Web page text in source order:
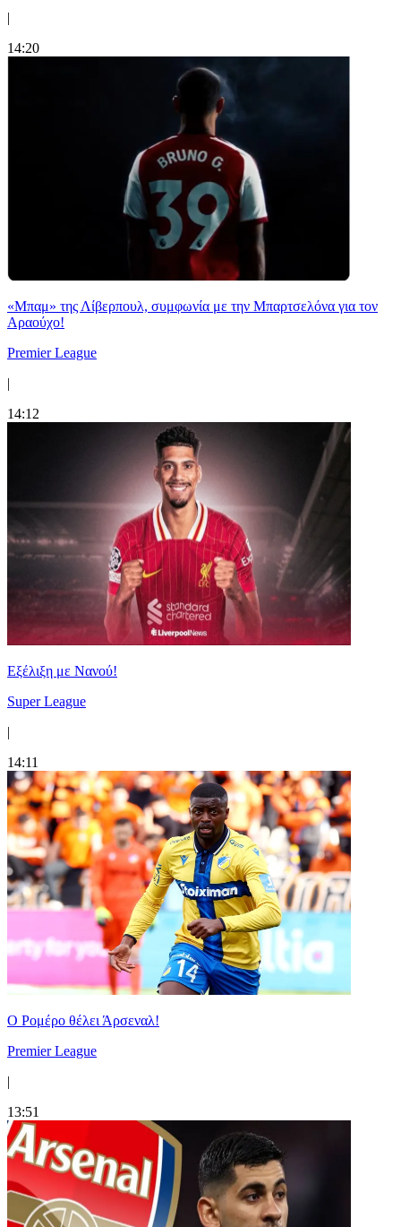
|
14:20
«Μπαμ» της Λίβερπουλ, συμφωνία με την Μπαρτσελόνα για τον
Αραούχο!
Premier League
|
14:12
Εξέλιξη με Νανού!
Super League
|
14:11
Ο Ρομέρο θέλει Άρσεναλ!
Premier League
|
13:51